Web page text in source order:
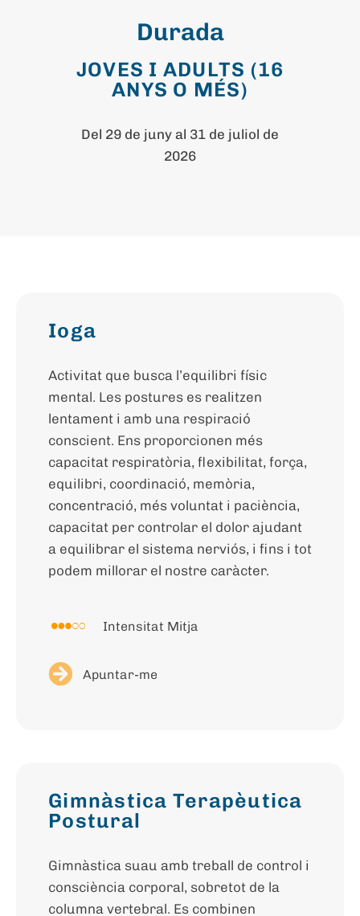
Durada
JOVES I ADULTS (16
ANYS O MÉS)
Del 29 de juny al 31 de juliol de
2026
Ioga
Activitat que busca l’equilibri físic
mental. Les postures es realitzen
lentament i amb una respiració
conscient. Ens proporcionen més
capacitat respiratòria, flexibilitat, força,
equilibri, coordinació, memòria,
concentració, més voluntat i paciència,
capacitat per controlar el dolor ajudant
a equilibrar el sistema nerviós, i fins i tot
podem millorar el nostre caràcter.
Intensitat Mitja
Apuntar-me
Gimnàstica Terapèutica
Postural
Gimnàstica suau amb treball de control i
consciència corporal, sobretot de la
columna vertebral. Es combinen